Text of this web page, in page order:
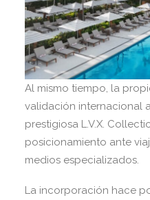
Al mismo tiempo, la
validación internacional
prestigiosa L.V.X.
posicionamiento ante
medios especializados.
La incorporación hace